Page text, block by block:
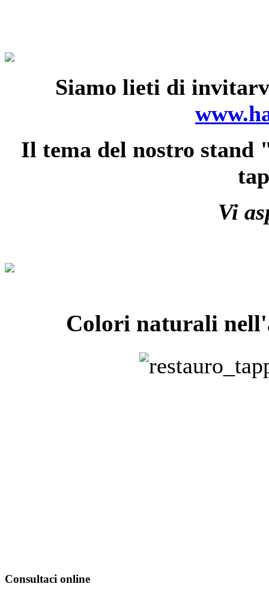
Siamo lieti di
Il tema del nostro stand
Vi
Colori naturali
Consultaci online